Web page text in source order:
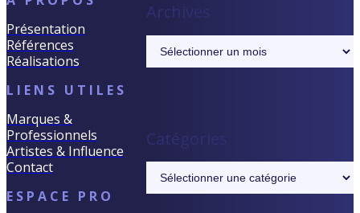
Archives
Catégories
Présentation
Références
Réalisations
LIENS UTILES
Marques &
Professionnels
Artistes & Influence
Contact
ESPACE PRO